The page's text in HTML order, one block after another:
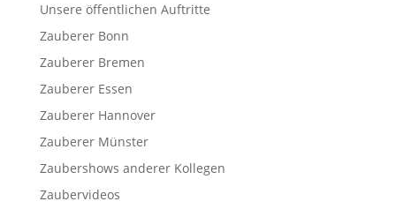
Unsere öffentlichen Auftritte
Zauberer Bonn
Zauberer Bremen
Zauberer Essen
Zauberer Hannover
Zauberer Münster
Zaubershows anderer Kollegen
Zaubervideos